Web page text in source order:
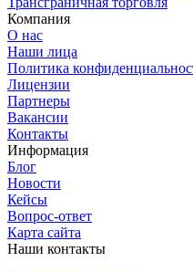
Компания
О нас
Наши лица
Политика
Лицензии
Партнеры
Вакансии
Контакты
Информация
Блог
Новости
Кейсы
Вопрос-ответ
Карта сайта
Наши контакты